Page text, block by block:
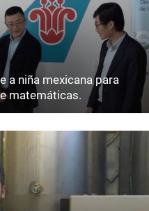
a niña mexicana para
matemáticas.